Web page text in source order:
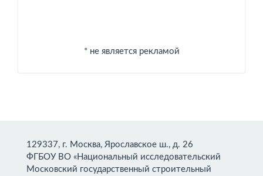
* не является рекламой
129337, г. Москва, Ярославское ш., д. 26
ФГБОУ ВО «Национальный исследовательский
Московский государственный строительный